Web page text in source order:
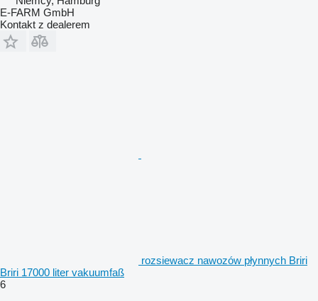
E-FARM GmbH
Kontakt z dealerem
rozsiewacz nawozów płynnych Briri
Briri 17000 liter vakuumfaß
6